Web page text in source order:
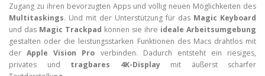
Zugang zu ihren bevorzugten Apps und völlig neuen Möglichkeiten des
Multitaskings. Und mit der Unterstützung für das Magic Keyboard
und das Magic Trackpad können sie ihre ideale Arbeitsumgebung
gestalten oder die leistungsstarken Funktionen des Macs drahtlos mit
derApple Vision Pro verbinden. Dadurch entsteht ein riesiges,
privates und tragbares 4K-Displaymit äußerst scharfer